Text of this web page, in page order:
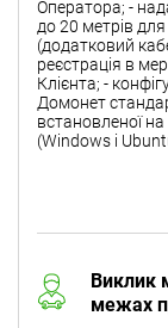
Оператора; -
до 20 метрів
(додатковий
реєстрація в
Клієнта; -
Домонет
встановленої
(Windows і
Виклик
межах